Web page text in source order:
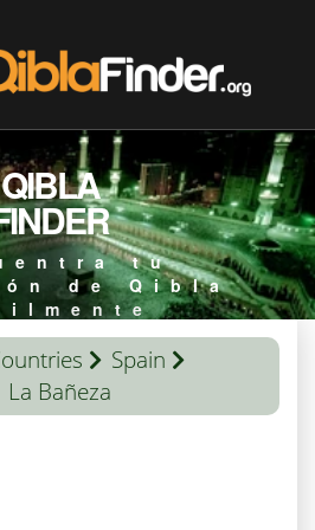
QIBLA
tu
de Qibla
Spain
La Bañeza